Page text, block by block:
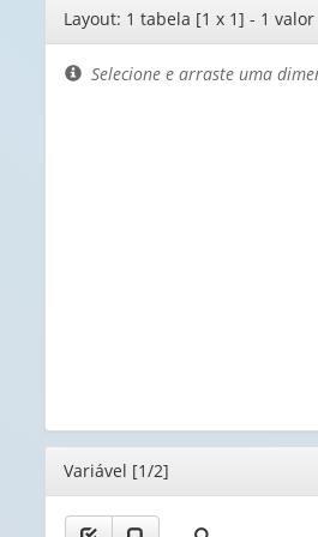
Editor
de
layout
Layout: 1 tabela [1 x 1] - 1 valor
Selecione e arraste uma
Editor
Variável [1/2]